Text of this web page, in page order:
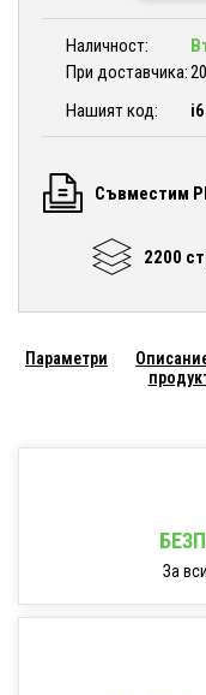
Наличност:
При доставчика:
Нашият код:
Съвместим
2200
Параметри
За